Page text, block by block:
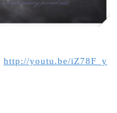
http://youtu.be/iZ78F_y